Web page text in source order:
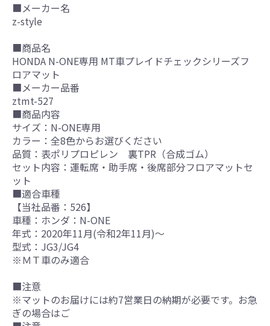
■メーカー名
z-style
■商品名
HONDA N-ONE専用 MT車プレイドチェックシリーズフ
ロアマット
■メーカー品番
ztmt-527
■商品内容
サイズ：N-ONE専用
カラー：全8色からお選びください
品質：表ポリプロピレン 裏TPR（合成ゴム）
セット内容：運転席・助手席・後席部分フロアマットセ
ット
■適合車種
【当社品番：526】
車種：ホンダ：N-ONE
年式：2020年11月(令和2年11月)～
型式：JG3/JG4
※ＭＴ車のみ適合
■注意
※マットのお届けには約7営業日の納期が必要です。お急
ぎの場合はご